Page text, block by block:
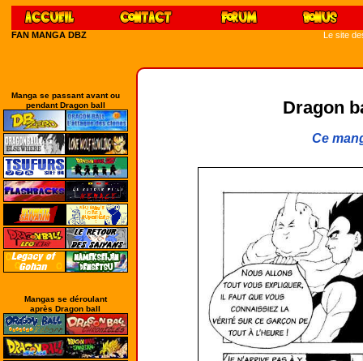
FAN MANGA DBZ Le site
Manga se passant avant ou
pendant Dragon ball
Mangas se déroulant
après Dragon ball
Dragon
Ce